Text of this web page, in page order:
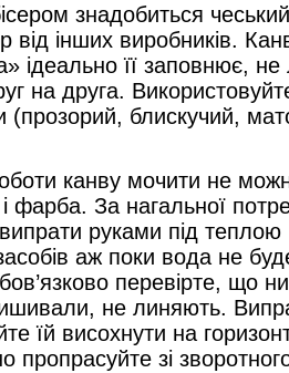
знадобиться
від інших виробників.
ідеально її заповнює,
на друга.
(прозорий, блискучий,
канву мочити не
фарба. За нагальної
руками під
аж поки вода не
перевірте, що
не линяють.
їй висохнути на
пропрасуйте зі